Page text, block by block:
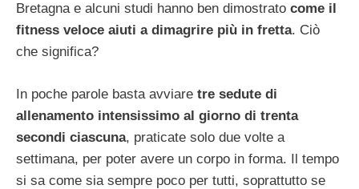
Bretagna e alcuni studi hanno ben dimostrato come il
fitness veloce aiuti a dimagrire più in fretta. Ciò
che significa?
In poche parole basta avviare tre sedute di
allenamento intensissimo al giorno di trenta
secondi ciascuna, praticate solo due volte a
settimana, per poter avere un corpo in forma. Il tempo
si sa come sia sempre poco per tutti, soprattutto se